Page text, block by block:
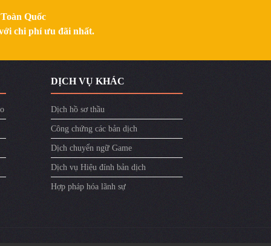
Quốc
chi phí ưu đãi nhất.
DỊCH VỤ KHÁC
Dịch hồ sơ thầu
Công chứng các bản dịch
Dịch chuyển ngữ Game
Dịch vụ Hiệu đính bản dịch
Hợp pháp hóa lãnh sự